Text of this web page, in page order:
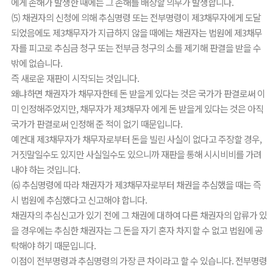
(5) 채권자의 신청에 의해 추심명령 또는 전부명령이 제3채무자에게 도달
되었음에도 제3채무자가 지급하지 않을 때에는 채권자는 법원에 제3채무
자를 피고로 추심금 청구 또는 전부금 청구의 소를 제기해 판결을 받을 수
밖에 없습니다.
즉 새로운 재판이 시작되는 것입니다.
왜냐하면 채권자가 채무자한테 돈 받을게 있다는 것은 국가가 판결로써 이
미 인정해주었지만, 채무자가 제3채무자 에게 돈 받을게 있다는 것은 아직
국가가 판결로써 인정해 준 적이 없기 때문입니다.
예컨대 제3채무자가 채무자로부터 돈을 빌린 사실이 없다고 주장할 경우,
거짓말일수도 있지만 사실일수도 있으니까 재판을 통해 시시비비를 가려
내야 하는 것입니다.
(6) 추심명령에 따라 채권자가 제3채무자로부터 채권을 추심했을 때는 즉
시 법원에 추심했다고 신고해야 합니다.
채권자의 추심신고가 있기 전에 그 채권에 대하여 다른 채권자의 압류가 있
을 경우에는 추심한 채권자는 그 돈을 자기 혼자 차지할 수 없고 법원에 공
탁해야 하기 때문입니다.
이점이 전부명령과 추심명령의 가장 큰 차이라고 할 수 있습니다. 전부명령